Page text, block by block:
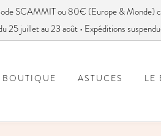
SCAMMIT ou 80€ (Europe & Monde)
25 juillet au 23 août • Expéditions
BOUTIQUE ASTUCES LE